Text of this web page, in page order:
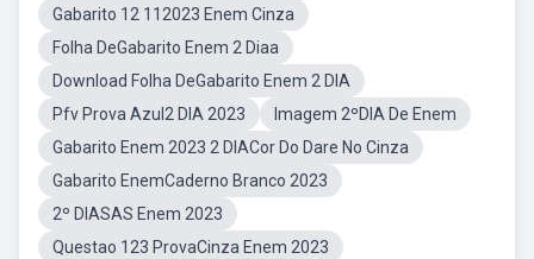
Gabarito 12 112023 Enem Cinza
Folha DeGabarito Enem 2 Diaa
Download Folha DeGabarito Enem 2 DIA
Pfv Prova Azul2 DIA 2023
Imagem 2ºDIA De Enem
Gabarito Enem 2023 2 DIACor Do Dare No Cinza
Gabarito EnemCaderno Branco 2023
2º DIASAS Enem 2023
Questao 123 ProvaCinza Enem 2023